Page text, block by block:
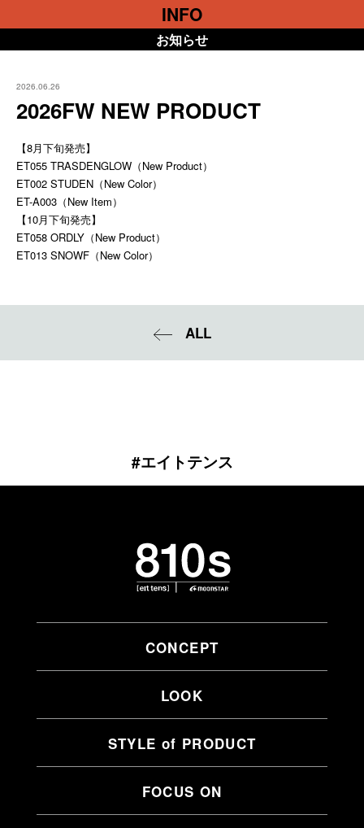
INFO
お知らせ
2026.06.26
2026FW NEW PRODUCT
【8月下旬発売】
ET055 TRASDENGLOW（New Product）
ET002 STUDEN（New Color）
ET-A003（New Item）
【10月下旬発売】
ET058 ORDLY（New Product）
ET013 SNOWF（New Color）
ALL
#エイトテンス
CONCEPT
LOOK
STYLE of PRODUCT
FOCUS ON